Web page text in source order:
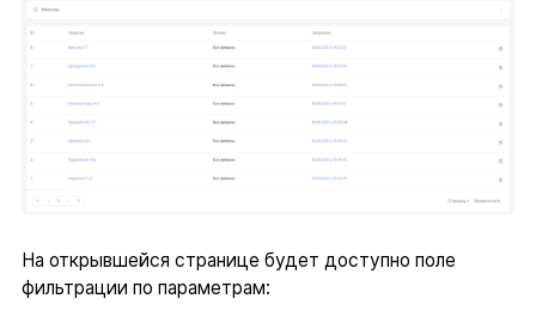
На открывшейся странице будет доступно поле
фильтрации по параметрам: